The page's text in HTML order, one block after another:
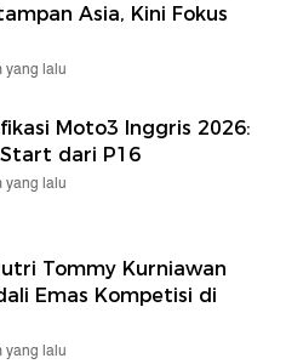
Asia, Kini Fokus
yang lalu
Moto3 Inggris 2026:
dari P16
yang lalu
Tommy Kurniawan
Emas Kompetisi di
yang lalu